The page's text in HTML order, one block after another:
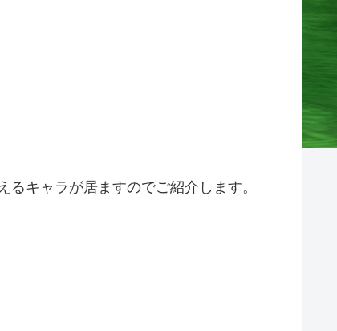
キャラが居ますのでご紹介します。